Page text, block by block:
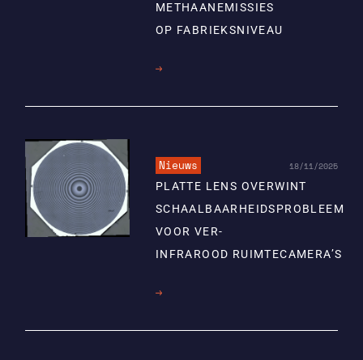
METHAANEMISSIES
OP FABRIEKSNIVEAU
Lees
Nieuws 18/11/2025
PLATTE LENS OVERWINT
SCHAALBAARHEIDSPROBLEEM
VOOR VER-
INFRAROOD RUIMTECAMERA’S
Lees